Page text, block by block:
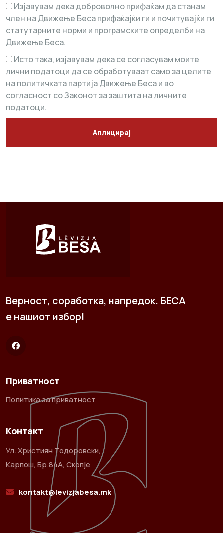
Изјавувам дека доброволно прифаќам да станам
член на Движење Беса прифаќајќи ги и почитувајќи ги
статутарните норми и програмските определби на
Движење Беса.
Исто така, изјавувам дека се согласувам моите
лични податоци да се обработуваат само за целите
на политичката партија Движење Беса и во
согласност со Законот за заштита на личните
податоци.
Аплицирај
Верност, соработка, напредок. БЕСА
е нашиот избор!
Приватност
Политика за приватност
Контакт
Ул. Християн Тодоровски,
Карпош, Бр.84А, Скопје
kontakt@levizjabesa.mk